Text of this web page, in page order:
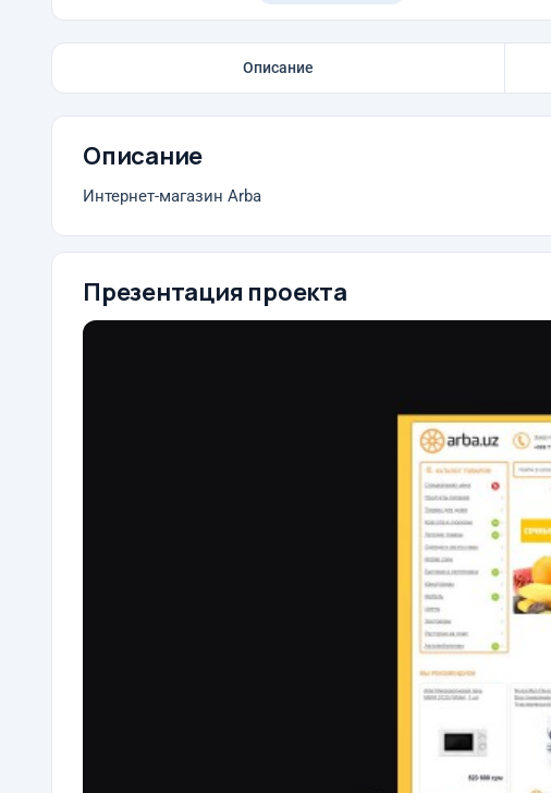
Описание
Описание
Интернет-магазин Arba
Презентация проекта